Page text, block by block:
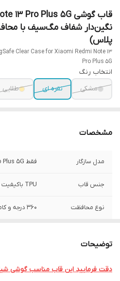
نگین‌دار شفاف مگ‌سیف با
پلاس)
Clear Case for Xiaomi Redmi Note 13
Pro Plus 5G
انتخاب رنگ
مشکی
نقره ای طلایی
مشخصات
مدل سازگار فقط Xiaomi Redmi Note 13 Pro Plus 5G
جنس قاب TPU باکیفیت و منعطف با لبه‌های آبکاری شده
نوع محافظت ۳۶۰ درجه و کامل در برابر ضربه و سقوط
سطوح)
توضیحات